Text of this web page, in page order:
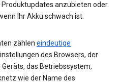
anzubieten oder
Ihr Akku schwach ist.
zählen eindeutige
des Browsers, der
das Betriebssystem,
wie der Name des